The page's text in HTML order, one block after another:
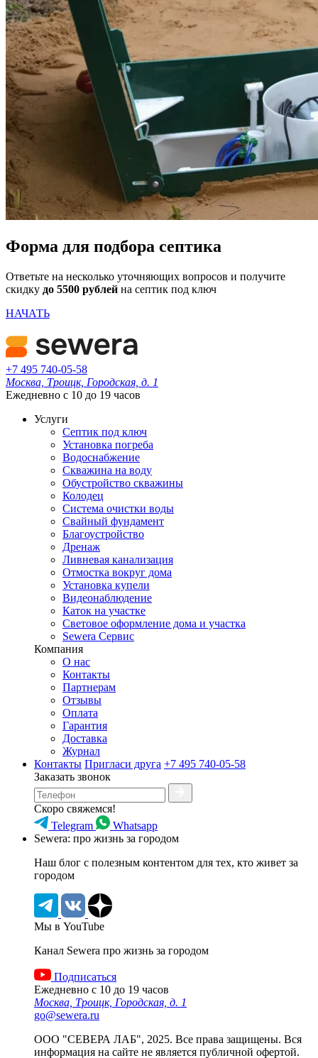
Форма для подбора септика
Ответьте на несколько уточняющих вопросов и получите
скидку до 5500 рублей на септик под ключ
НАЧАТЬ
+7 495 740-05-58
Москва, Троицк, Городская, д. 1
Ежедневно с 10 до 19 часов
Услуги
Септик под ключ
Установка погреба
Водоснабжение
Скважина на воду
Обустройство скважины
Колодец
Система очистки воды
Свайный фундамент
Благоустройство
Дренаж
Ливневая канализация
Отмостка вокруг дома
Установка купели
Видеонаблюдение
Каток на участке
Световое оформление дома и участка
Sewera Сервис
Компания
О нас
Контакты
Партнерам
Отзывы
Оплата
Гарантия
Доставка
Журнал
Контакты Пригласи друга +7 495 740-05-58
Заказать звонок
Скоро свяжемся!
Telegram
Whatsapp
Sewera: про жизнь за городом
Наш блог c полезным контентом для тех, кто живет за
городом
Мы в YouTube
Канал Sewera про жизнь за городом
Подписаться
Ежедневно с 10 до 19 часов
Москва, Троицк, Городская, д. 1
go@sewera.ru
ООО "СЕВЕРА ЛАБ", 2025. Все права защищены. Вся
информация на сайте не является публичной офертой.